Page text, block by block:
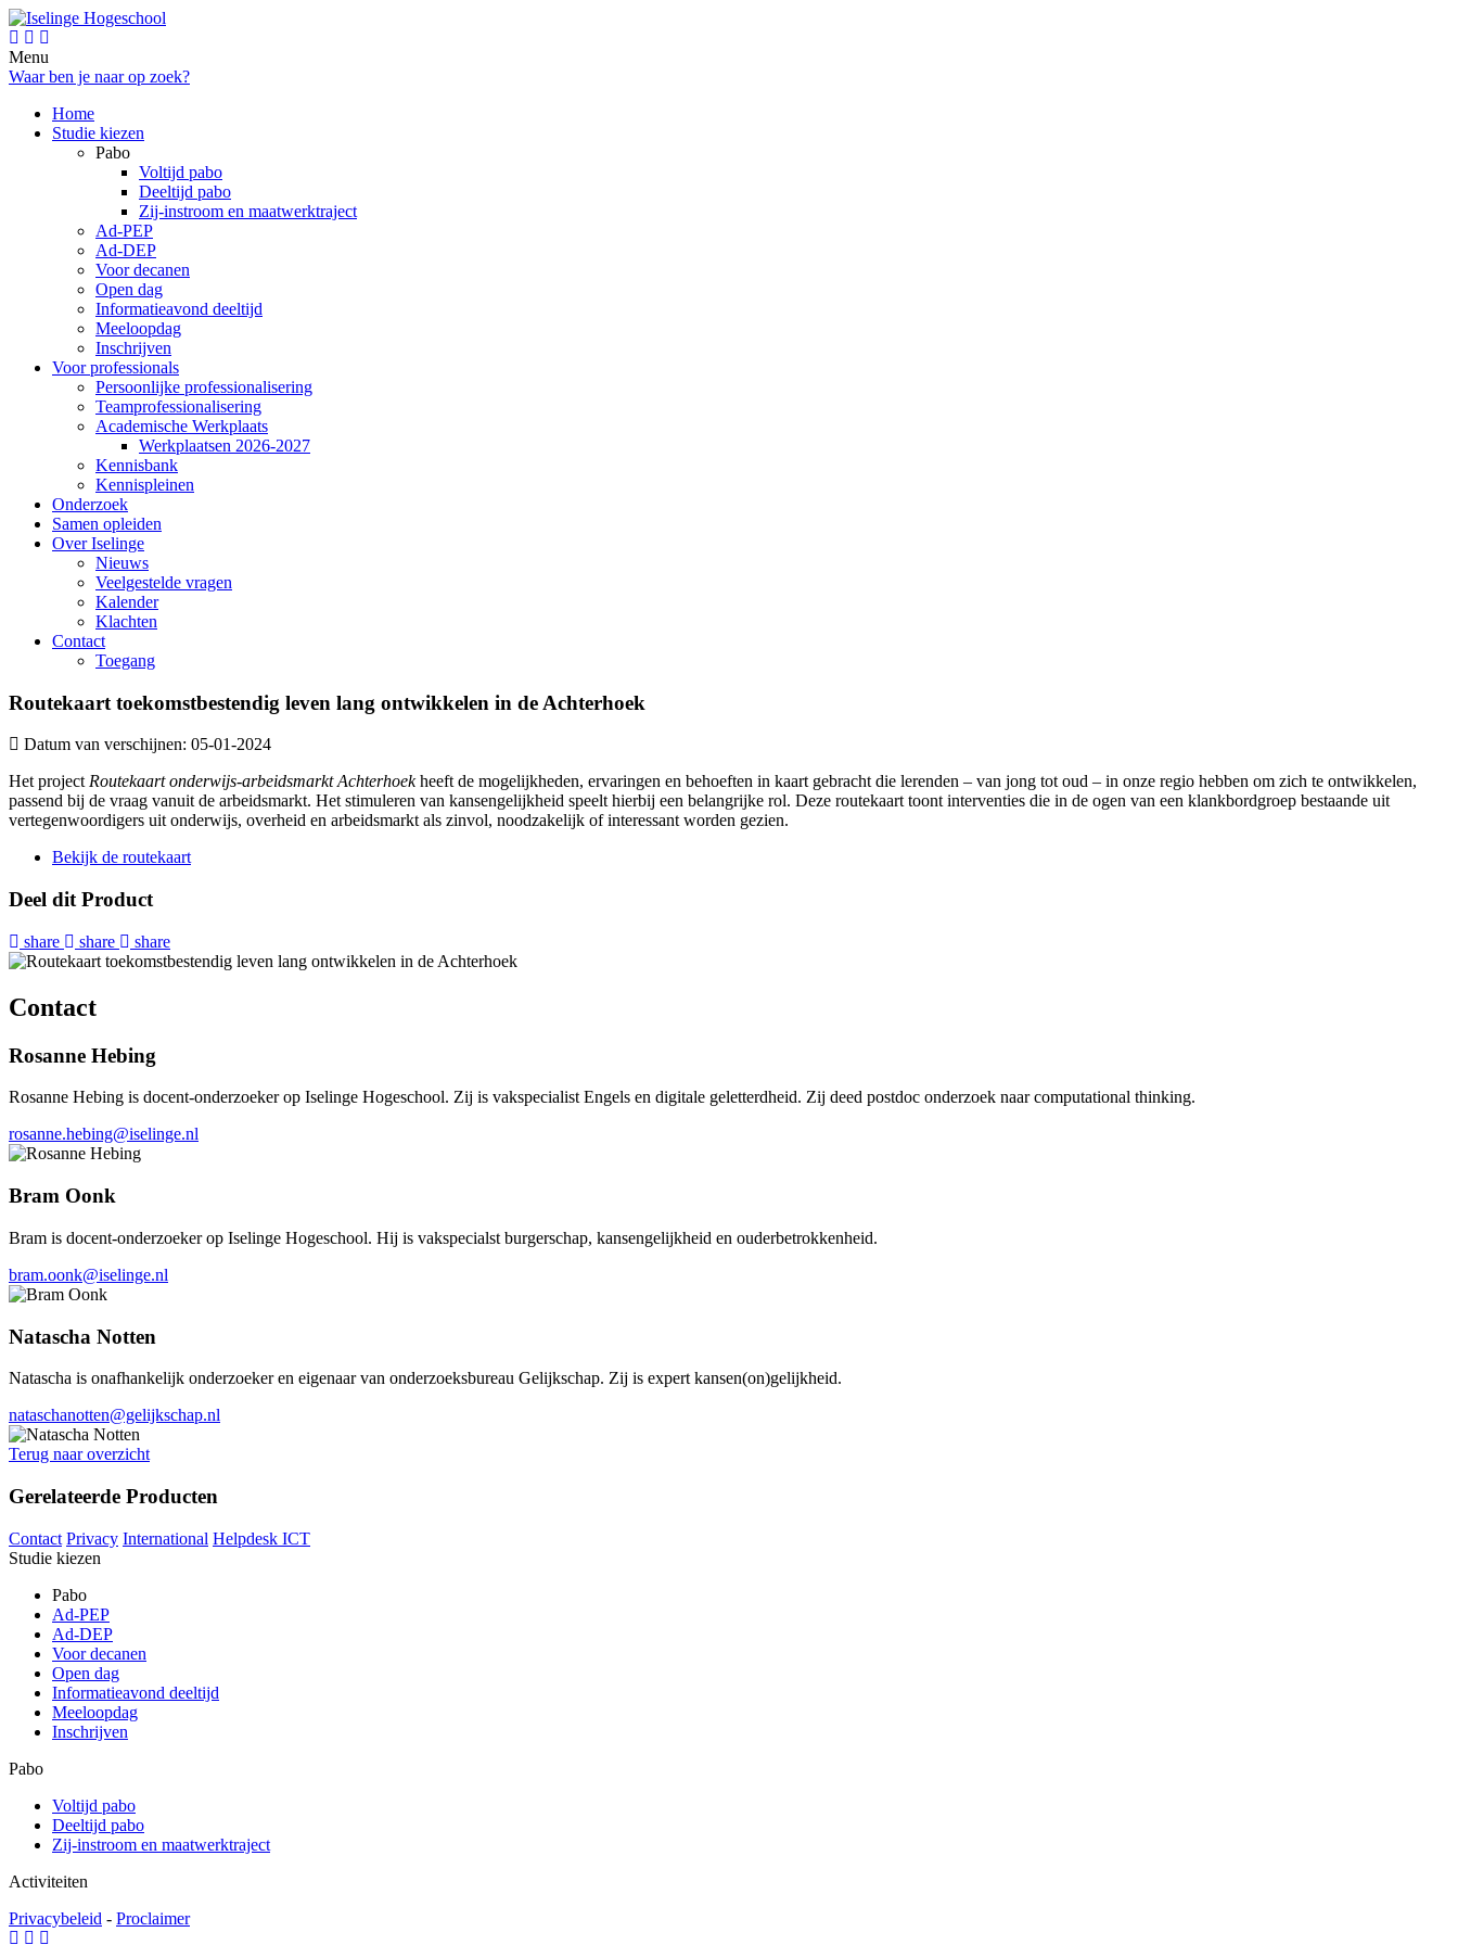
Menu
Waar ben je naar op zoek?
Home
Studie kiezen
Pabo
Voltijd pabo
Deeltijd pabo
Zij-instroom en maatwerktraject
Ad-PEP
Ad-DEP
Voor decanen
Open dag
Informatieavond deeltijd
Meeloopdag
Inschrijven
Voor professionals
Persoonlijke professionalisering
Teamprofessionalisering
Academische Werkplaats
Werkplaatsen 2026-2027
Kennisbank
Kennispleinen
Onderzoek
Samen opleiden
Over Iselinge
Nieuws
Veelgestelde vragen
Kalender
Klachten
Contact
Toegang
Routekaart toekomstbestendig leven lang ontwikkelen in de Achterhoek
Datum van verschijnen: 05-01-2024
Het projectRoutekaart onderwijs-arbeidsmarkt Achterhoekheeft de mogelijkheden, ervaringen en behoeften in kaart gebracht die lerenden – van jong tot oud – in onze regio hebben om zich te ontwikkelen,
passend bij de vraag vanuit de arbeidsmarkt. Het stimuleren van kansengelijkheid speelt hierbij een belangrijke rol. Deze routekaart toont interventies die in de ogen van een klankbordgroep bestaande uit
vertegenwoordigers uit onderwijs, overheid en arbeidsmarkt als zinvol, noodzakelijk of interessant worden gezien.
Bekijk de routekaart
Deel dit Product
share share share
Contact
Rosanne Hebing
Rosanne Hebing is docent-onderzoeker op Iselinge Hogeschool. Zij is vakspecialist Engels en digitale geletterdheid. Zij deed postdoc onderzoek naar computational thinking.
rosanne.hebing@iselinge.nl
Bram Oonk
Bram is docent-onderzoeker op Iselinge Hogeschool. Hij is vakspecialst burgerschap, kansengelijkheid en ouderbetrokkenheid.
bram.oonk@iselinge.nl
Natascha Notten
Natascha is onafhankelijk onderzoeker en eigenaar van onderzoeksbureau Gelijkschap. Zij is expert kansen(on)gelijkheid.
nataschanotten@gelijkschap.nl
Terug naar overzicht
Gerelateerde Producten
Contact Privacy International Helpdesk ICT
Studie kiezen
Pabo
Ad-PEP
Ad-DEP
Voor decanen
Open dag
Informatieavond deeltijd
Meeloopdag
Inschrijven
Pabo
Voltijd pabo
Deeltijd pabo
Zij-instroom en maatwerktraject
Activiteiten
Privacybeleid - Proclaimer